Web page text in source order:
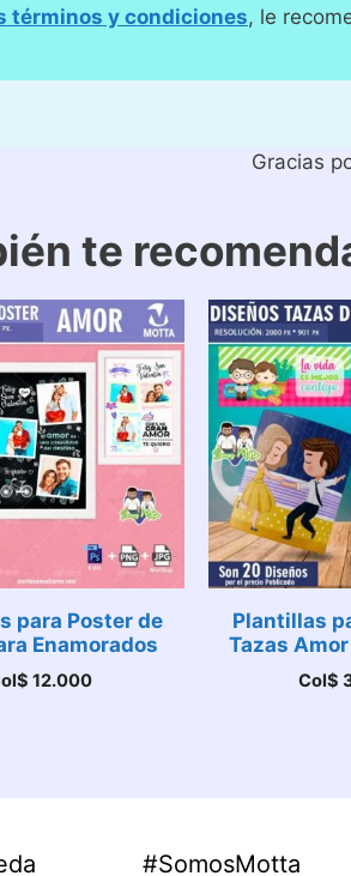
términos y condiciones, le
Gracias
te
para Poster de
Enamorados
12.000
Plantillas
Tazas
Col$
#SomosMotta